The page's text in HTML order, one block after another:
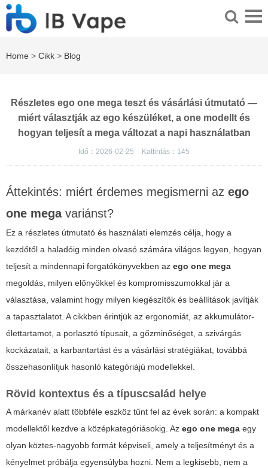
Home > Cikk > Blog
Részletes ego one mega teszt és vásárlási útmutató —
miért választják az ego készüléket, a one modellt és
hogyan teljesít a mega változat a napi használatban
Idő：2026-02-25 Kattintás： 145
Áttekintés: miért érdemes megismerni az ego
one megavariánst?
Ez a részletes útmutató és használati elemzés célja, hogy a
kezdőtől a haladóig minden olvasó számára világos legyen, hogyan
teljesít a mindennapi forgatókönyvekben az ego one mega
megoldás, milyen előnyökkel és kompromisszumokkal jár a
választása, valamint hogy milyen kiegészítők és beállítások javítják
a tapasztalatot. A cikkben érintjük az ergonomiát, az akkumulátor-
élettartamot, a porlasztó típusait, a gőzminőséget, a szivárgás
kockázatait, a karbantartást és a vásárlási stratégiákat, továbbá
összehasonlítjuk hasonló kategóriájú modellekkel.
Rövid kontextus és a típuscsalád helye
A márkanév alatt többféle eszköz tűnt fel az évek során: a kompakt
modellektől kezdve a középkategóriásokig. Az ego one mega egy
olyan köztes-nagyobb formát képviseli, amely a teljesítményt és a
kényelmet próbálja egyensúlyba hozni. Nem a legkisebb, nem a